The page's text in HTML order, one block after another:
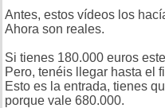
Antes, estos vídeos los
Ahora son reales.
Si tienes 180.000 euros
Pero, tenéis llegar hasta el
Esto es la entrada, tienes
porque vale 680.000.